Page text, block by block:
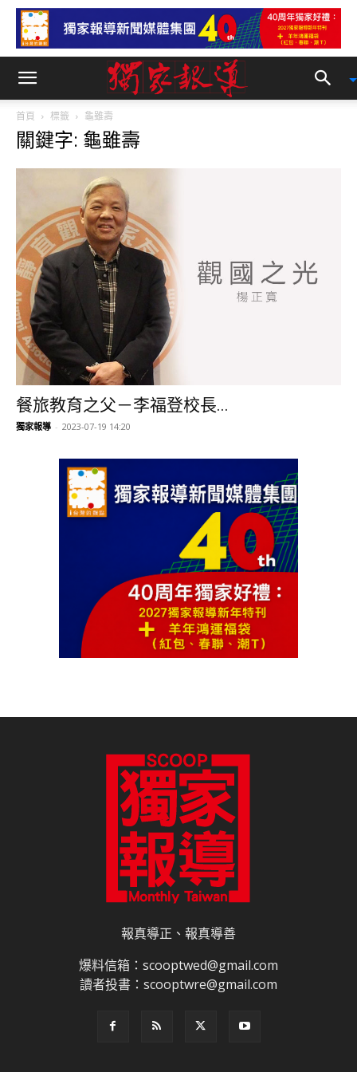
首頁 標籤 龜雖壽
關鍵字: 龜雖壽
餐旅教育之父－李福登校長...
獨家報導 - 2023-07-19 14:20
報真導正、報真導善
爆料信箱：scooptwed@gmail.com
讀者投書：scooptwre@gmail.com